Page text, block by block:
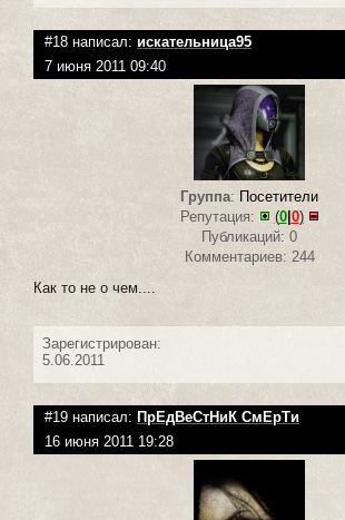
#18 написал: искательница95
7 июня 2011 09:40
Группа: Посетители
Репутация:
(0|0)
Публикаций: 0
Комментариев: 244
Как то не о чем....
Зарегистрирован:
5.06.2011
#19 написал: ПрЕдВеСтНиК СмЕрТи
16 июня 2011 19:28